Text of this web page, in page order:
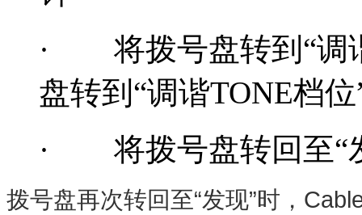
· 将拨号盘转到“调
盘转到“调谐TONE档
· 将拨号盘转回至“
拨号盘再次转回至“发现”时，